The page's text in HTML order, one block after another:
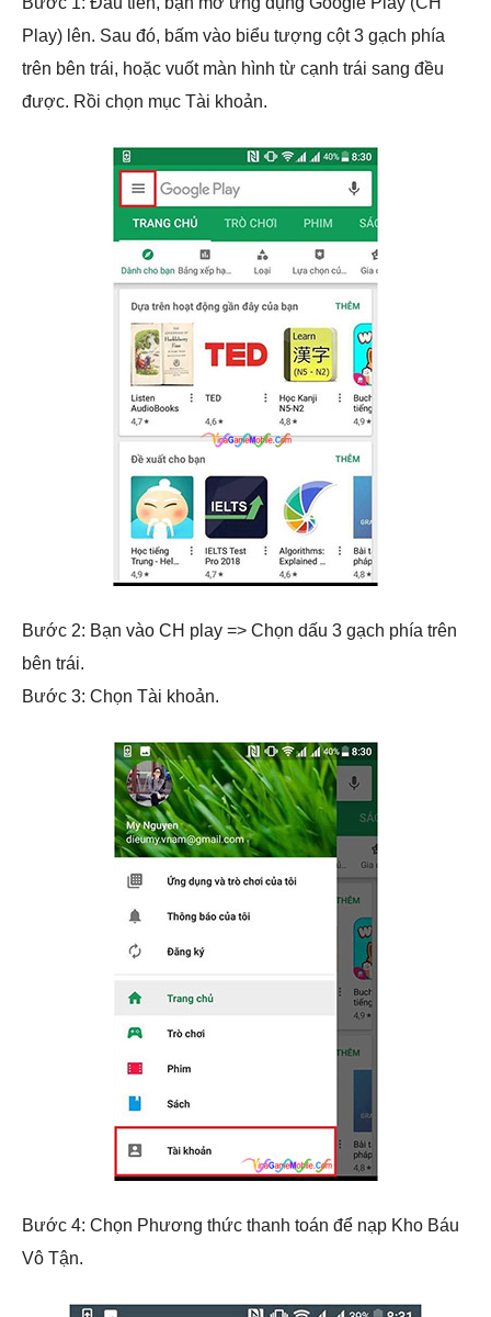
Play) lên. Sau đó, bấm vào biểu tượng cột 3 gạch phía
trên bên trái, hoặc vuốt màn hình từ cạnh trái sang đều
được. Rồi chọn mục Tài khoản.
Bước 2: Bạn vào CH play => Chọn dấu 3 gạch phía trên
bên trái.
Bước 3: Chọn Tài khoản.
Bước 4: Chọn Phương thức thanh toán để nạp Kho Báu
Vô Tận.